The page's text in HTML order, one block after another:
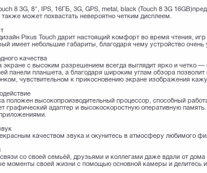
8 3G, 8", IPS, 16ГБ, 3G, GPS, metal, black (Touch 8 3G
также может похвастать невероятно четким дисплеем.
Pixus Touch дарит настоящий комфорт во время чтения,
имеет небольшие габариты, благодаря чему устройство очень
качества
экране с высоким разрешением всегда выглядит ярко и четко
панели планшета, а благодаря широким углам обзора
чувствительном к прикосновению экране изображения
положен высокопроизводительный процессор, способный
графический адаптер и высокоскоростную оперативную
качеством звука и окунитесь в атмосферу любимого
со своей семьёй, друзьями и коллегами даже вдали от
моменты своей жизни с помощью основной камеры и делитесь